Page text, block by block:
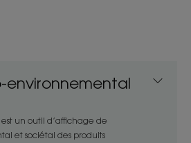
douce forme une mousse
environnemental
un outil d’affichage de
et sociétal des produits